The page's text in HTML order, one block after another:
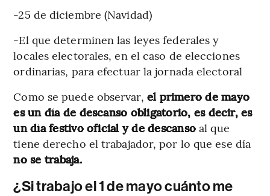
-25 de diciembre (Navidad)
-El que determinen las leyes federales y
locales electorales, en el caso de elecciones
ordinarias, para efectuar la jornada electoral
Como se puede observar, el primero de mayo
es un día de descanso obligatorio, es decir, es
un día festivo oficial y de descanso al que
tiene derecho el trabajador, por lo que ese día
no se trabaja.
¿Si trabajo el 1 de mayo cuánto me